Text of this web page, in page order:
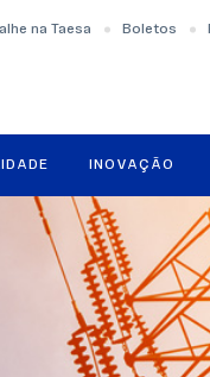
na Taesa Boletos
INOVAÇÃO